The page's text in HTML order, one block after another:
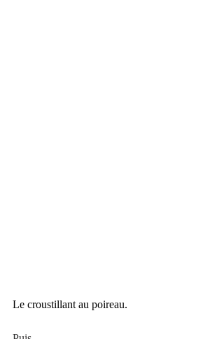
Le croustillant au poireau.